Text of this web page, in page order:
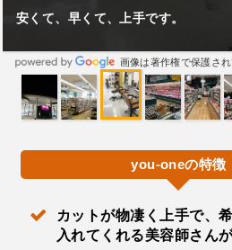
安くて、早くて、上手です。
画像は著作権で保護さ
you-oneの特徴
カットが物凄く上手で、
入れてくれる美容師さん